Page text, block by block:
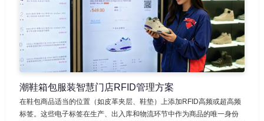
潮鞋箱包服装智慧门店RFID管理方案
在鞋包商品适当的位置（如皮革夹层、鞋垫）上添加RFID高频或超高频
标签。这些电子标签在生产、出入库和物流环节中作为商品的唯一身份